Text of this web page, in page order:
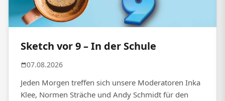
Sketch vor 9 – In der Schule
07.08.2026
Jeden Morgen treffen sich unsere Moderatoren Inka
Klee, Normen Sträche und Andy Schmidt für den